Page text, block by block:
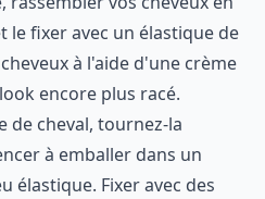
le fixer avec un élastique de
à l'aide d'une crème
encore plus racé.
de cheval, tournez-la
à emballer dans un
élastique. Fixer avec des